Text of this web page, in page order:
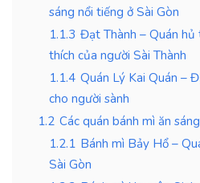
sáng nổi tiếng ở Sài Gòn
1.1.3 Đạt Thành – Quán hủ
thích của người Sài Thành
1.1.4 Quán Lý Kai Quán –
cho người sành
1.2 Các quán bánh mì ăn
1.2.1 Bánh mì Bảy Hổ –
Sài Gòn